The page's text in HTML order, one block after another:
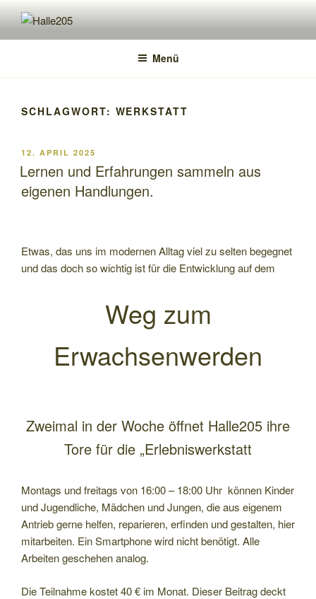
Inhalt
springenHALLE205
freiRaum für kunst & kultur
Menü
SCHLAGWORT: WERKSTATT
VERÖFFENTLICHT
AM
12. APRIL 2025
Lernen und Erfahrungen sammeln aus
eigenen Handlungen.
Etwas, das uns im modernen Alltag viel zu selten begegnet
und das doch so wichtig ist für die Entwicklung auf dem
Weg zum
Erwachsenwerden
Zweimal in der Woche öffnet Halle205 ihre
Tore für die „Erlebniswerkstatt
Montags und freitags von 16:00 – 18:00 Uhr können Kinder
und Jugendliche, Mädchen und Jungen, die aus eigenem
Antrieb gerne helfen, reparieren, erfinden und gestalten, hier
mitarbeiten. Ein Smartphone wird nicht benötigt. Alle
Arbeiten geschehen analog.
Die Teilnahme kostet 40 € im Monat. Dieser Beitrag deckt